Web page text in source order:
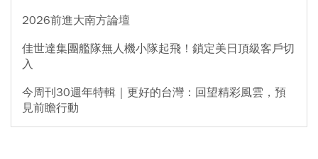
2026前進大南方論壇
佳世達集團艦隊無人機小隊起飛！鎖定美日頂級客戶切
入
今周刊30週年特輯｜更好的台灣：回望精彩風雲，預
見前瞻行動